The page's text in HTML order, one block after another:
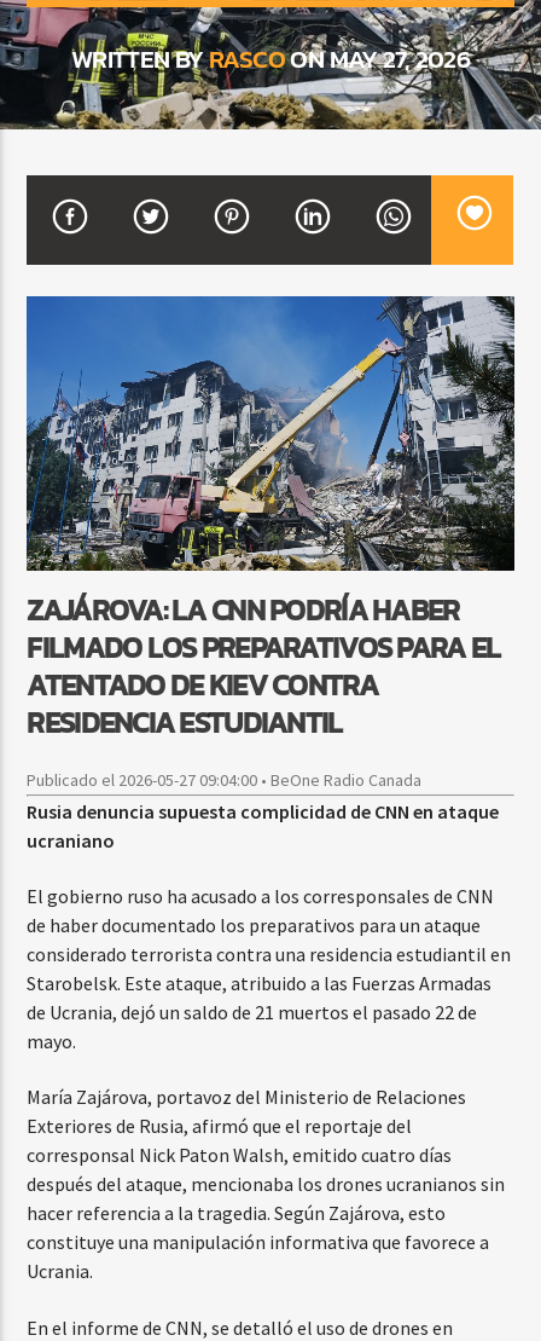
CURRENT SHOW
BALADAS Y VALLENATO
Beone Radio
WRITTEN BYRASCOON MAY 27, 2026
ZAJÁROVA: LA CNN PODRÍA HABER
FILMADO LOS PREPARATIVOS PARA EL
ATENTADO DE KIEV CONTRA
RESIDENCIA ESTUDIANTIL
Publicado el 2026-05-27 09:04:00 • BeOne Radio Canada
Rusia denuncia supuesta complicidad de CNN en ataque
ucraniano
El gobierno ruso ha acusado a los corresponsales de CNN
de haber documentado los preparativos para un ataque
considerado terrorista contra una residencia estudiantil en
Starobelsk. Este ataque, atribuido a las Fuerzas Armadas
de Ucrania, dejó un saldo de 21 muertos el pasado 22 de
mayo.
María Zajárova, portavoz del Ministerio de Relaciones
Exteriores de Rusia, afirmó que el reportaje del
corresponsal Nick Paton Walsh, emitido cuatro días
después del ataque, mencionaba los drones ucranianos sin
hacer referencia a la tragedia. Según Zajárova, esto
constituye una manipulación informativa que favorece a
Ucrania.
En el informe de CNN, se detalló el uso de drones en